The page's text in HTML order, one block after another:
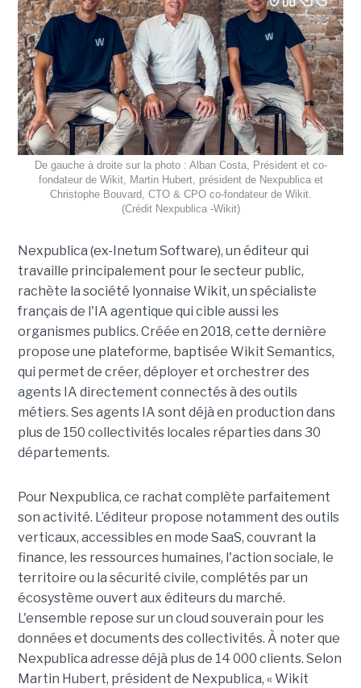
De gauche à droite sur la photo : Alban Costa, Président et co-
fondateur de Wikit, Martin Hubert, président de Nexpublica et
Christophe Bouvard, CTO & CPO co-fondateur de Wikit.
(Crédit Nexpublica -Wikit)
Nexpublica (ex-Inetum Software), un éditeur qui
travaille principalement pour le secteur public,
rachète la société lyonnaise Wikit, un spécialiste
français de l'IA agentique qui cible aussi les
organismes publics. Créée en 2018, cette dernière
propose une plateforme, baptisée Wikit Semantics,
qui permet de créer, déployer et orchestrer des
agents IA directement connectés à des outils
métiers. Ses agents IA sont déjà en production dans
plus de 150 collectivités locales réparties dans 30
départements.
Pour Nexpublica, ce rachat complète parfaitement
son activité. L’éditeur propose notamment des outils
verticaux, accessibles en mode SaaS, couvrant la
finance, les ressources humaines, l'action sociale, le
territoire ou la sécurité civile, complétés par un
écosystème ouvert aux éditeurs du marché.
L'ensemble repose sur un cloud souverain pour les
données et documents des collectivités. À noter que
Nexpublica adresse déjà plus de 14 000 clients. Selon
Martin Hubert, président de Nexpublica, « Wikit